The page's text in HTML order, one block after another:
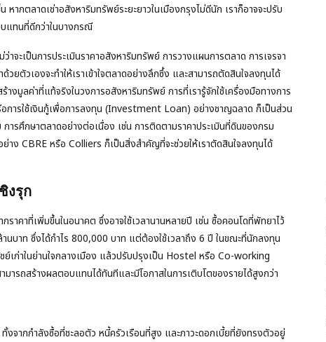
ากตลาดเช่าอสังหาริมทรัพย์ระยะยาวในเมืองกรุงไม่ดีนัก เราก็อาจจะปรับ
บแทนที่ดีกว่าในบางกรณี
าจะเป็นการประเมินราคาอสังหาริมทรัพย์ การวางแผนการตลาด การเจรจา
ตัวเองจะทำให้เราเข้าใจตลาดอย่างลึกซึ้ง และสามารถตัดสินใจลงทุนได้
งมูลค่าที่แท้จริงในวงการอสังหาริมทรัพย์ การที่เรารู้จักใช้เครื่องมือทางการ
การใช้เงินกู้เพื่อการลงทุน (Investment Loan) อย่างชาญฉลาด ก็เป็นส่วน
รศึกษาตลาดอย่างต่อเนื่อง เช่น การติดตามราคาประเมินที่ดินของกรม
ง CBRE หรือ Colliers ก็เป็นสิ่งสำคัญที่จะช่วยให้เราตัดสินใจลงทุนได้
งรุก
าคาที่เพิ่มขึ้นในอนาคต ซึ่งอาจใช้เวลานานหลายปี เช่น ซื้อคอนโดที่พัทยาไว้
นบาท ซึ่งได้กำไร 800,000 บาท แต่ต้องใช้เวลาถึง 6 ปี ในขณะที่นักลงทุน
ย์เก่าในย่านใจกลางเมือง แล้วปรับปรุงเป็น Hostel หรือ Co-working
ารถสร้างผลตอบแทนได้ทันทีและมีโอกาสในการเติบโตของรายได้สูงกว่า
จากกำลังซื้อที่ชะลอตัว หนี้ครัวเรือนที่สูง และภาวะดอกเบี้ยที่ยังทรงตัวอยู่